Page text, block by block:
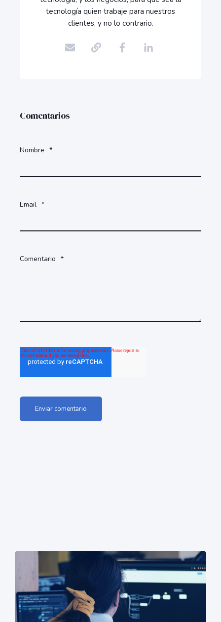
tecnología quien trabaje para nuestros
clientes, y no lo contrario.
Comentarios
Nombre *
Email *
Comentario *